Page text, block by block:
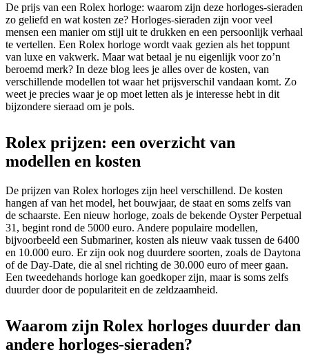
De prijs van een Rolex horloge: waarom zijn deze horloges-sieraden
zo geliefd en wat kosten ze? Horloges-sieraden zijn voor veel
mensen een manier om stijl uit te drukken en een persoonlijk verhaal
te vertellen. Een Rolex horloge wordt vaak gezien als het toppunt
van luxe en vakwerk. Maar wat betaal je nu eigenlijk voor zo’n
beroemd merk? In deze blog lees je alles over de kosten, van
verschillende modellen tot waar het prijsverschil vandaan komt. Zo
weet je precies waar je op moet letten als je interesse hebt in dit
bijzondere sieraad om je pols.
Rolex prijzen: een overzicht van
modellen en kosten
De prijzen van Rolex horloges zijn heel verschillend. De kosten
hangen af van het model, het bouwjaar, de staat en soms zelfs van
de schaarste. Een nieuw horloge, zoals de bekende Oyster Perpetual
31, begint rond de 5000 euro. Andere populaire modellen,
bijvoorbeeld een Submariner, kosten als nieuw vaak tussen de 6400
en 10.000 euro. Er zijn ook nog duurdere soorten, zoals de Daytona
of de Day-Date, die al snel richting de 30.000 euro of meer gaan.
Een tweedehands horloge kan goedkoper zijn, maar is soms zelfs
duurder door de populariteit en de zeldzaamheid.
Waarom zijn Rolex horloges duurder dan
andere horloges-sieraden?